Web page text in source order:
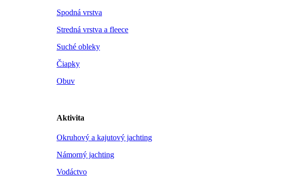
Spodná vrstva
Stredná vrstva a fleece
Suché obleky
Čiapky
Obuv
Aktivita
Okruhový a kajutový jachting
Námorný jachting
Vodáctvo